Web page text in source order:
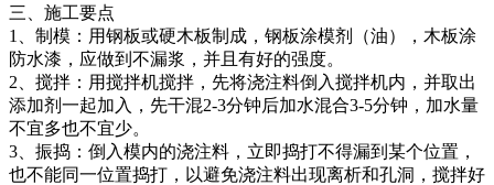
三、施工要点
1、制模：用钢板或硬木板制成，钢板涂模剂（油），木板涂
防水漆，应做到不漏浆，并且有好的强度。
2、搅拌：用搅拌机搅拌，先将浇注料倒入搅拌机内，并取出
添加剂一起加入，先干混2-3分钟后加水混合3-5分钟，加水量
不宜多也不宜少。
3、振捣：倒入模内的浇注料，立即捣打不得漏到某个位置，
也不能同一位置捣打，以避免浇注料出现离析和孔洞，搅拌好